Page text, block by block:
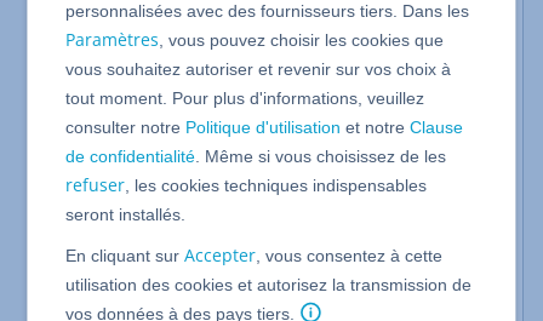
Grâce à un enregistrement TXT, vous pouvez
indiquer des informations supplémentaires
concernant votre domaine, ainsi que des
remarques pour les serveurs qui gèrent des emails.
L'enregistrement TXT est un enregistrement SPF. Le
vise à empêcher la falsification de l'adresse de
l'expéditeur d'un email. Cela permet, par exemple,
d'empêcher les spammeurs de contourner les
filtres anti-spam en se faisant passer pour un
expéditeur de confiance. Cet enregistrement SPF
personnalisées avec des fournisseurs tiers. Dans les
Paramètres , vous pouvez choisir les cookies que
vous souhaitez autoriser et revenir sur vos choix à
tout moment. Pour plus d'informations, veuillez
consulter notre Politique d'utilisation et notreClause
de confidentialité . Même si vous choisissez de les
refuser , les cookies techniques indispensables
seront installés.
En cliquant surAccepter , vous consentez à cette
utilisation des cookies et autorisez la transmission de
vos données à des pays tiers.